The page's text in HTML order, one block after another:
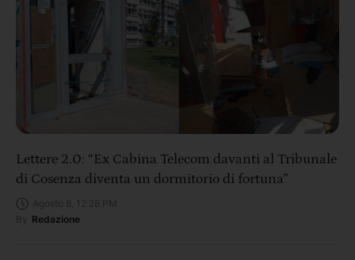
Lettere 2.0: “Ex Cabina Telecom davanti al Tribunale
di Cosenza diventa un dormitorio di fortuna”
Redazione